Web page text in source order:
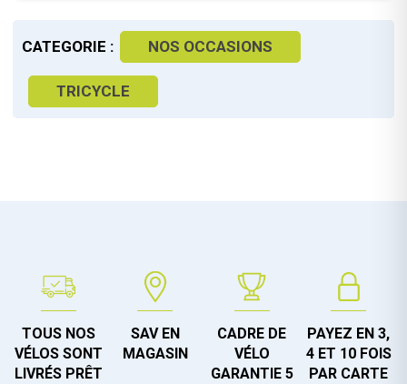
CATEGORIE : NOS OCCASIONS
TRICYCLE
TOUS NOS
VÉLOS SONT
LIVRÉS PRÊT
SAV EN
MAGASIN
CADRE DE
VÉLO
GARANTIE 5
PAYEZ EN 3,
4 ET 10 FOIS
PAR CARTE